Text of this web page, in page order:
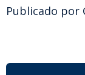
Publicado por